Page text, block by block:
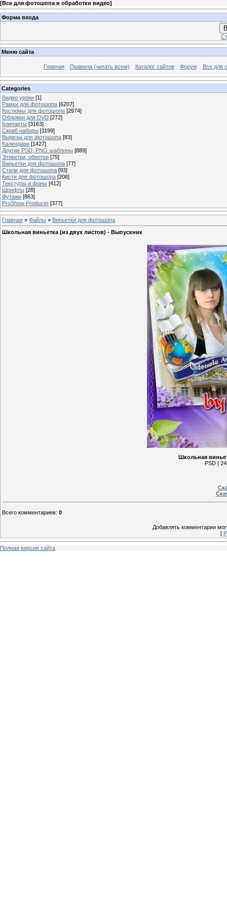
[Все для фотошопа и обработки видео]
Форма входа
Меню сайта
Главная Правила (читать всем) Каталог сайтов Форум Все для
Categories
Видео уроки [1]
Рамки для фотошопа [6207]
Костюмы для фотошопа [2974]
Обложки для DVD [272]
Клипарты [3163]
Скраб наборы [1199]
Вырезы для фотошопа [83]
Календари [1427]
Другие PSD, PNG шаблоны [889]
Этикетки, обертки [75]
Виньетки для фотошопа [77]
Стили для фотошопа [93]
Кисти для фотошопа [208]
Текстуры и фоны [412]
Шрифты [28]
Футажи [863]
ProShow Producer [377]
Главная » Файлы » Виньетки для фотошопа
Школьная виньетка (из двух листов) - Выпускник
Школьная
PSD |
Всего комментариев: 0
Добавлять комментарии
[
Полная версия сайта